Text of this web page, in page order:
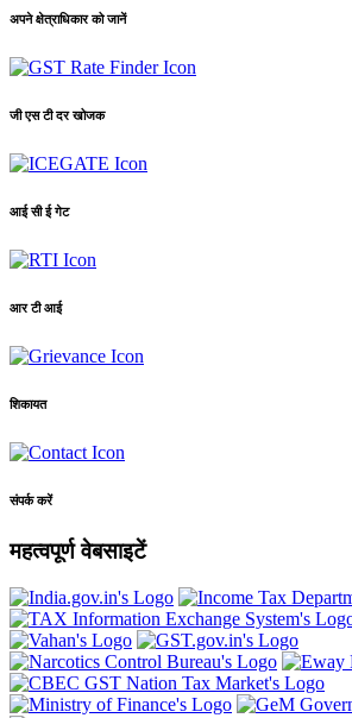
अपने क्षेत्राधिकार को जानें
जी एस टी दर खोजक
आई सी ई गेट
आर टी आई
शिकायत
संपर्क करें
महत्वपूर्ण वेबसाइटें